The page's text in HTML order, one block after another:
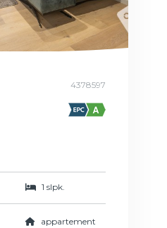
4378597
1 slpk.
appartement